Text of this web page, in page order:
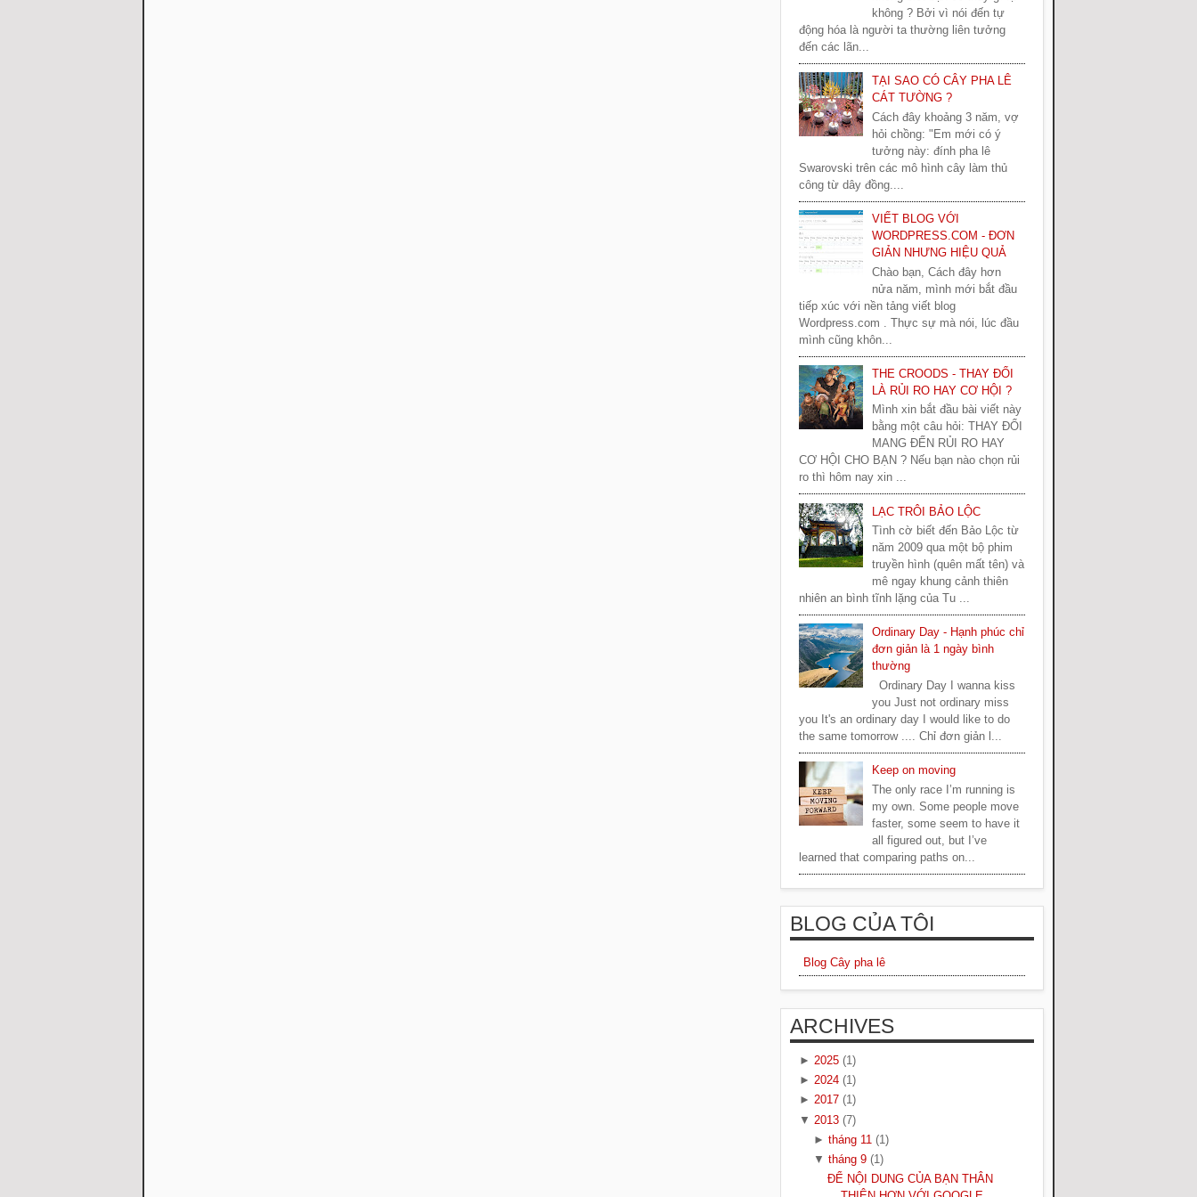
không ? Bởi vì nói đến tự
động hóa là người ta thường liên tưởng
đến các lãn...
TẠI SAO CÓ CÂY PHA LÊ
CÁT TƯỜNG ?
Cách đây khoảng 3 năm, vợ
hỏi chồng: "Em mới có ý
tưởng này: đính pha lê
Swarovski trên các mô hình cây làm thủ
công từ dây đồng....
VIẾT BLOG VỚI
WORDPRESS.COM - ĐƠN
GIẢN NHƯNG HIỆU QUẢ
Chào bạn, Cách đây hơn
nửa năm, mình mới bắt đầu
tiếp xúc với nền tảng viết blog
Wordpress.com . Thực sự mà nói, lúc đầu
mình cũng khôn...
THE CROODS - THAY ĐỔI
LÀ RỦI RO HAY CƠ HỘI ?
Mình xin bắt đầu bài viết này
bằng một câu hỏi: THAY ĐỔI
MANG ĐẾN RỦI RO HAY
CƠ HỘI CHO BẠN ? Nếu bạn nào chọn rủi
ro thì hôm nay xin ...
LẠC TRÔI BẢO LỘC
Tình cờ biết đến Bảo Lộc từ
năm 2009 qua một bộ phim
truyền hình (quên mất tên) và
mê ngay khung cảnh thiên
nhiên an bình tĩnh lặng của Tu ...
Ordinary Day - Hạnh phúc chỉ
đơn giản là 1 ngày bình
thường
Ordinary Day I wanna kiss
you Just not ordinary miss
you It's an ordinary day I would like to do
the same tomorrow .... Chỉ đơn giản l...
Keep on moving
The only race I’m running is
my own. Some people move
faster, some seem to have it
all figured out, but I’ve
learned that comparing paths on...
BLOG CỦA TÔI
Blog Cây pha lê
ARCHIVES
► 2025 (1)
► 2024 (1)
► 2017 (1)
▼ 2013 (7)
► tháng 11 (1)
▼ tháng 9 (1)
ĐỂ NỘI DUNG CỦA BẠN THÂN